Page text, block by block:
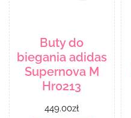
Buty do
biegania adidas
Supernova M
Hr0213
449.00zł